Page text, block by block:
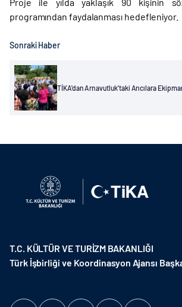
programından faydalanması hedefleniyor.
Sonraki Haber
TİKA'dan Arnavutluk'taki Arıcılara
T.C. KÜLTÜR VE TURİZM BAKANLIĞI
Türk İşbirliği ve Koordinasyon Ajansı